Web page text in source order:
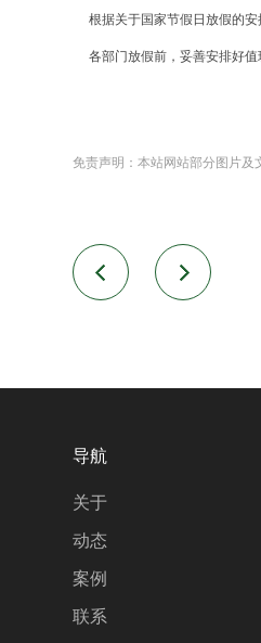
根据关于国家节假日放假的
各部门放假前，妥善安排好
免责声明：本站网站部分图片及
导航
关于
动态
案例
联系